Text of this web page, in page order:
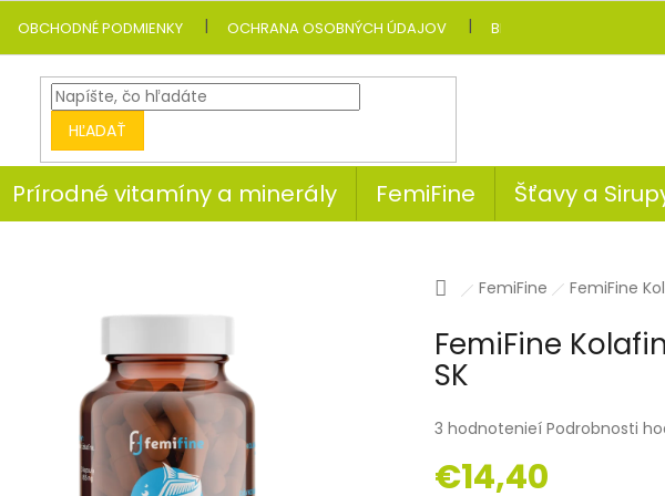
OBCHODNÉ PODMIENKY OCHRANA OSOBNÝCH ÚDAJOV BLOG
HĽADAŤ
Prírodné vitamíny a minerály FemiFine Šťavy a
Domov
FemiFine FemiFine
FemiFine
SK
3 hodnotenieí Podrobnosti
€14,40